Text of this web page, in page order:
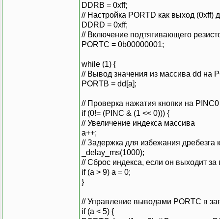
DDRB = 0xff;
// Настройка PORTD как выход (0xff)
DDRD = 0xff;
// Включение подтягивающего
PORTC = 0b00000001;
while (1) {
// Вывод значения из массива dd на
PORTB = dd[a];
// Проверка нажатия кнопки на PINC0
if (0!= (PINC & (1 << 0))) {
// Увеличение индекса массива
a++;
// Задержка для избежания дребезга
_delay_ms(1000);
// Сброс индекса, если он выходит
if (a > 9) a = 0;
}
// Управление выводами PORTC в
if (a < 5) {